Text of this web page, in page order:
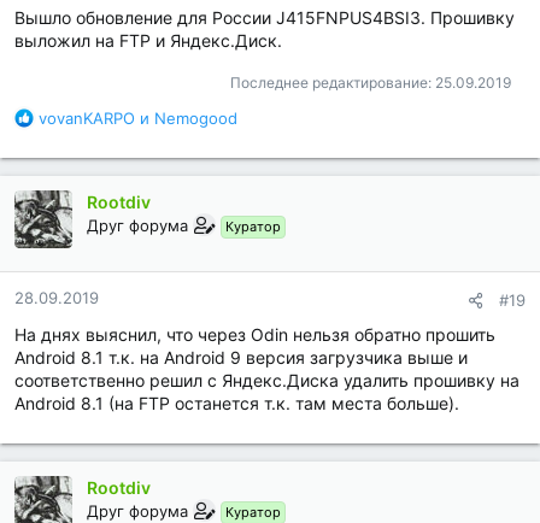
Вышло обновление для России J415FNPUS4BSI3. Прошивку
выложил на FTP и Яндекс.Диск.
Последнее редактирование: 25.09.2019
Б
а
г
о
д
а
р
н
с
т
и
:
vovanKARPO и Nemogood
Rootdiv
Друг форума Куратор
28.09.2019 #19
На днях выяснил, что через Odin нельзя обратно прошить
Android 8.1 т.к. на Android 9 версия загрузчика выше и
соответственно решил с Яндекс.Диска удалить прошивку на
Android 8.1 (на FTP останется т.к. там места больше).
Rootdiv
Друг форума Куратор